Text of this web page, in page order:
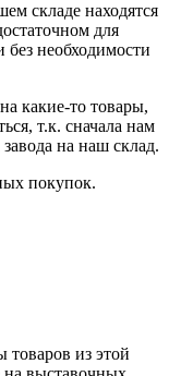
складе находятся
для
необходимости
какие-то товары,
т.к. сначала нам
на наш склад.
покупок.
товаров из этой